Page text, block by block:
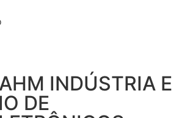
INDÚSTRIA E
DE